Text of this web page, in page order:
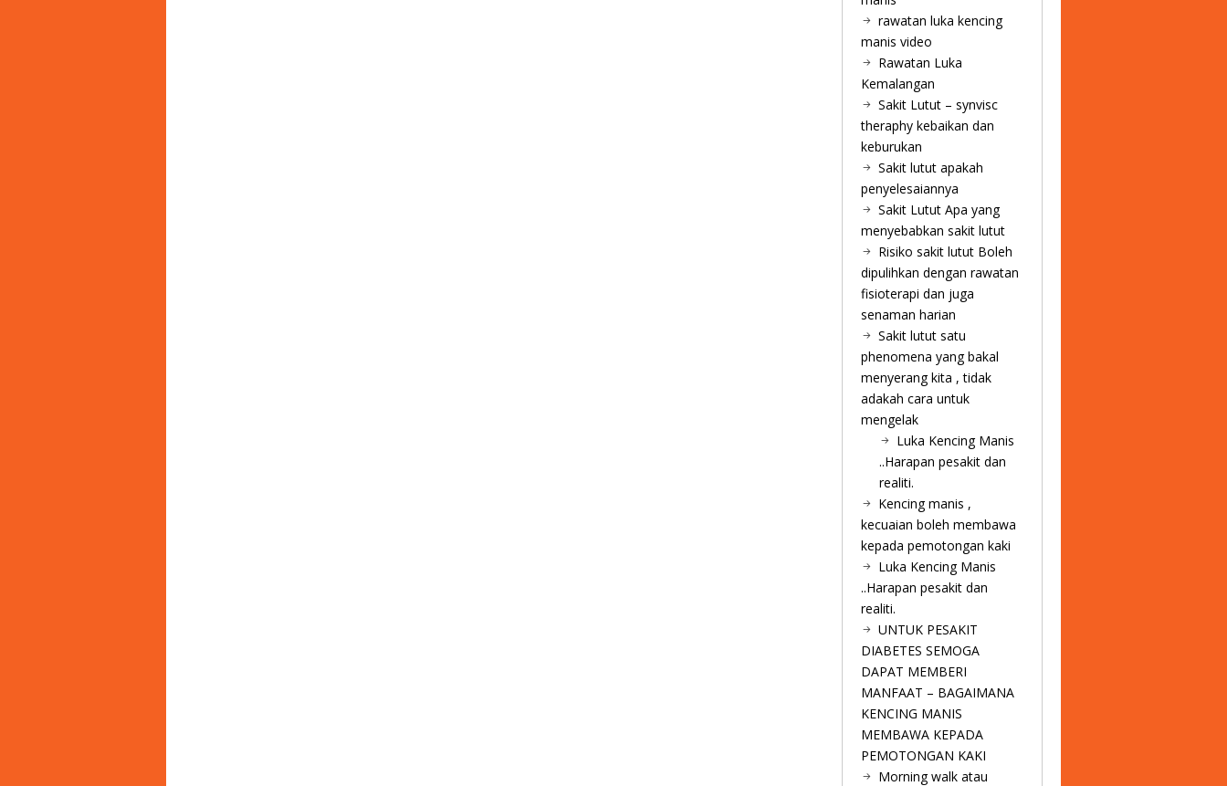
rawatan luka kencing
manis video
Rawatan Luka
Kemalangan
Sakit Lutut – synvisc
theraphy kebaikan dan
keburukan
Sakit lutut apakah
penyelesaiannya
Sakit Lutut Apa yang
menyebabkan sakit lutut
Risiko sakit lutut Boleh
dipulihkan dengan rawatan
fisioterapi dan juga
senaman harian
Sakit lutut satu
phenomena yang bakal
menyerang kita , tidak
adakah cara untuk
mengelak
Luka Kencing Manis
..Harapan pesakit dan
realiti.
Kencing manis ,
kecuaian boleh membawa
kepada pemotongan kaki
Luka Kencing Manis
..Harapan pesakit dan
realiti.
UNTUK PESAKIT
DIABETES SEMOGA
DAPAT MEMBERI
MANFAAT – BAGAIMANA
KENCING MANIS
MEMBAWA KEPADA
PEMOTONGAN KAKI
Morning walk atau